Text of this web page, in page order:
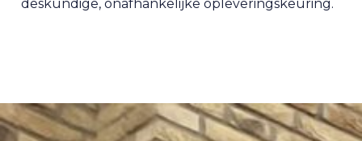
deskundige, onafhankelijke opleveringskeuring.